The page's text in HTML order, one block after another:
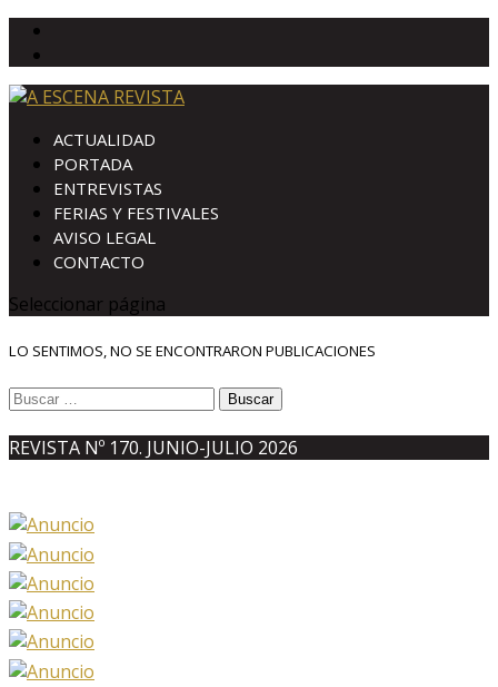
ACTUALIDAD
PORTADA
ENTREVISTAS
FERIAS Y FESTIVALES
AVISO LEGAL
CONTACTO
Seleccionar página
LO SENTIMOS, NO SE ENCONTRARON PUBLICACIONES
Buscar:
REVISTA Nº 170. JUNIO-JULIO 2026